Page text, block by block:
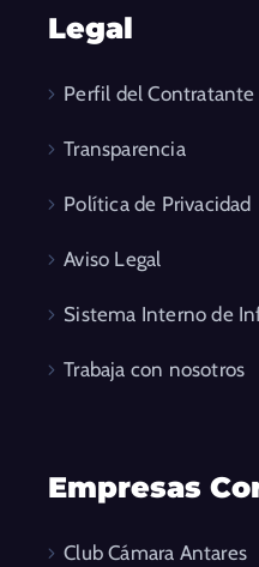
Legal
Perfil del Contratante
Transparencia
Política de Privacidad
Aviso Legal
Sistema Interno de
Trabaja con nosotros
Empresas
Club Cámara Antares